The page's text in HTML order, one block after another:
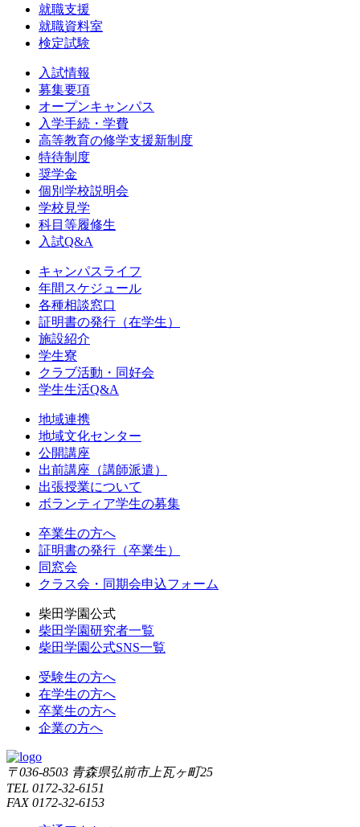
就職支援
就職資料室
検定試験
入試情報
募集要項
オープンキャンパス
入学手続・学費
高等教育の修学支援新制度
特待制度
奨学金
個別学校説明会
学校見学
科目等履修生
入試Q&A
キャンパスライフ
年間スケジュール
各種相談窓口
証明書の発行（在学生）
施設紹介
学生寮
クラブ活動・同好会
学生生活Q&A
地域連携
地域文化センター
公開講座
出前講座（講師派遣）
出張授業について
ボランティア学生の募集
卒業生の方へ
証明書の発行（卒業生）
同窓会
クラス会・同期会申込フォーム
柴田学園公式
柴田学園研究者一覧
柴田学園公式SNS一覧
受験生の方へ
在学生の方へ
卒業生の方へ
企業の方へ
〒036-8503 青森県弘前市上瓦ヶ町25
TEL 0172-32-6151
FAX 0172-32-6153